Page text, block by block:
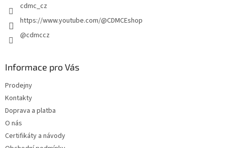
cdmc_cz
https://www.youtube.com/@CDMCEshop
@cdmccz
Informace pro Vás
Prodejny
Kontakty
Doprava a platba
O nás
Certifikáty a návody